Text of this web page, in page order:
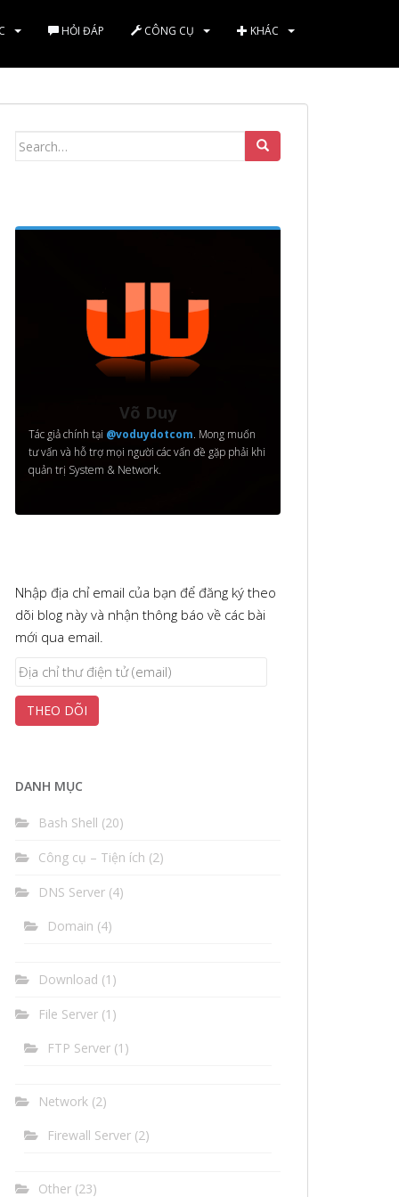
HỎI ĐÁP CÔNG CỤ KHÁC
Search
Võ Duy
Tác giả chính tại @voduydotcom. Mong muốn
tư vấn và hỗ trợ mọi người các vấn đề gặp phải khi
quản trị System & Network.
Nhập địa chỉ email của bạn để đăng ký theo
dõi blog này và nhận thông báo về các bài
mới qua email.
Địa
thư
(email)
THEO DÕI
DANH MỤC
Bash Shell (20)
Công cụ – Tiện ích (2)
DNS Server (4)
Domain (4)
Download (1)
File Server (1)
FTP Server (1)
Network (2)
Firewall Server (2)
Other (23)